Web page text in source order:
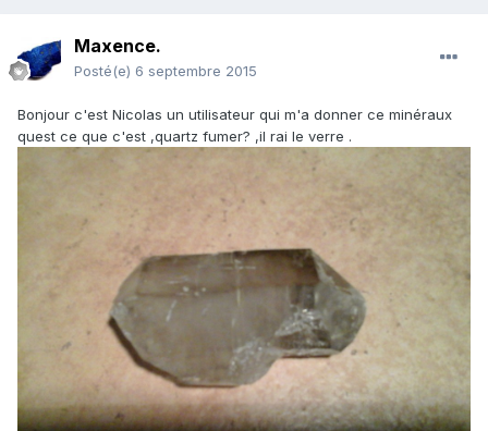
Maxence.
Posté(e) 6 septembre 2015
Bonjour c'est Nicolas un utilisateur qui m'a donner ce minéraux
quest ce que c'est ,quartz fumer? ,il rai le verre .